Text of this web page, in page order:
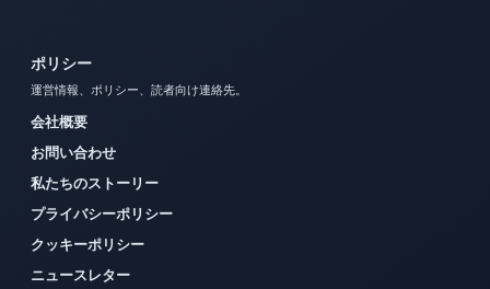
ポリシー
運営情報、ポリシー、読者向け連絡先。
会社概要
お問い合わせ
私たちのストーリー
プライバシーポリシー
クッキーポリシー
ニュースレター